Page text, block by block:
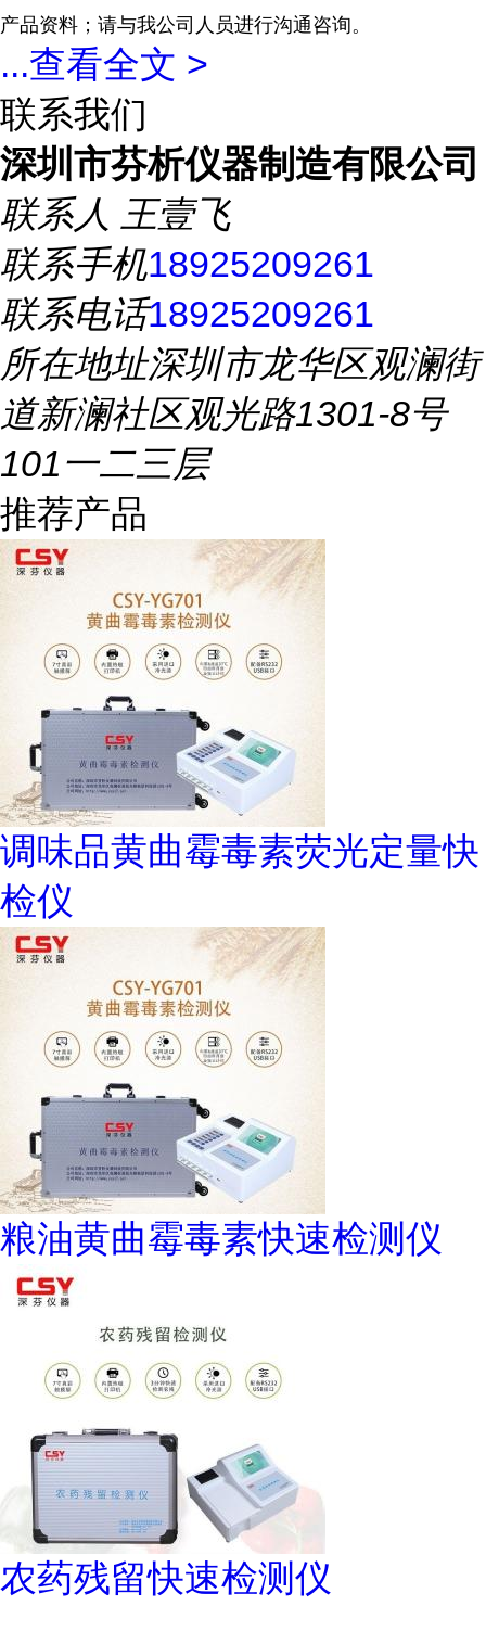
产品资料；请与我公司人员进行沟通咨询。
...查看全文 >
联系我们
深圳市芬析仪器制造有限公司
联系人 王壹飞
联系手机18925209261
联系电话18925209261
所在地址深圳市龙华区观澜街
道新澜社区观光路1301-8号
101一二三层
推荐产品
调味品黄曲霉毒素荧光定量快
检仪
粮油黄曲霉毒素快速检测仪
农药残留快速检测仪